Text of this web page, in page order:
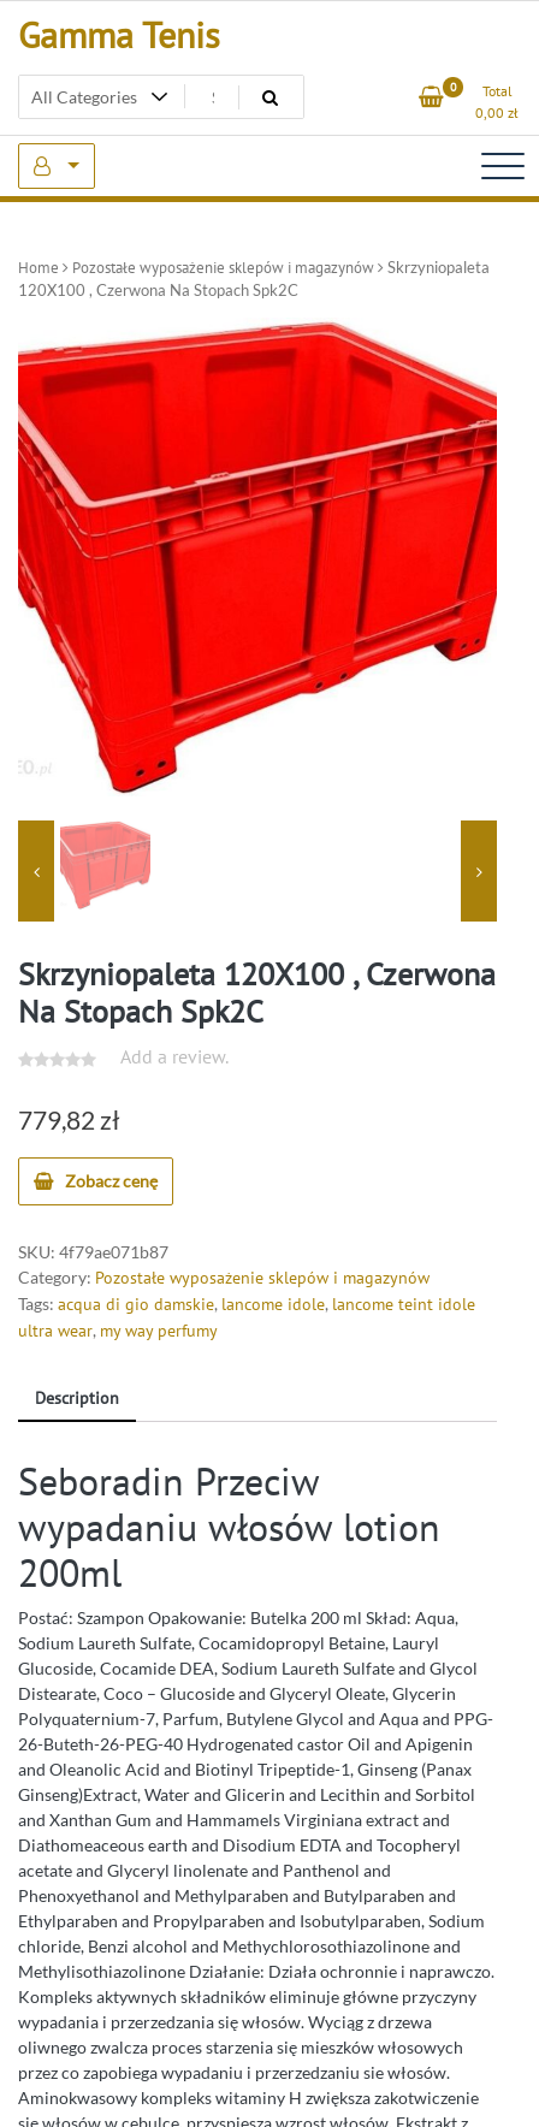
Gamma Tenis
0
Total
0,00 zł
Home Pozostałe wyposażenie sklepów i magazynów
Skrzyniopaleta
120X100 , Czerwona Na Stopach Spk2C
Skrzyniopaleta 120X100 , Czerwona
Na Stopach Spk2C
Add a review.
779,82 zł
Zobacz cenę
SKU: 4f79ae071b87
Category: Pozostałe wyposażenie sklepów i magazynów
Tags: acqua di gio damskie, lancome idole, lancome teint idole
ultra wear, my way perfumy
Description
Seboradin Przeciw
wypadaniu włosów lotion
200ml
Postać: Szampon Opakowanie: Butelka 200 ml Skład: Aqua,
Sodium Laureth Sulfate, Cocamidopropyl Betaine, Lauryl
Glucoside, Cocamide DEA, Sodium Laureth Sulfate and Glycol
Distearate, Coco – Glucoside and Glyceryl Oleate, Glycerin
Polyquaternium-7, Parfum, Butylene Glycol and Aqua and PPG-
26-Buteth-26-PEG-40 Hydrogenated castor Oil and Apigenin
and Oleanolic Acid and Biotinyl Tripeptide-1, Ginseng (Panax
Ginseng)Extract, Water and Glicerin and Lecithin and Sorbitol
and Xanthan Gum and Hammamels Virginiana extract and
Diathomeaceous earth and Disodium EDTA and Tocopheryl
acetate and Glyceryl linolenate and Panthenol and
Phenoxyethanol and Methylparaben and Butylparaben and
Ethylparaben and Propylparaben and Isobutylparaben, Sodium
chloride, Benzi alcohol and Methychlorosothiazolinone and
Methylisothiazolinone Działanie: Działa ochronnie i naprawczo.
Kompleks aktywnych składników eliminuje główne przyczyny
wypadania i przerzedzania się włosów. Wyciąg z drzewa
oliwnego zwalcza proces starzenia się mieszków włosowych
przez co zapobiega wypadaniu i przerzedzaniu sie włosów.
Aminokwasowy kompleks witaminy H zwiększa zakotwiczenie
się włosów w cebulce, przyspiesza wzrost włosów. Ekstrakt z